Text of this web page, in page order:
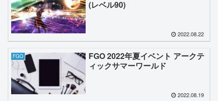
(レベル90)
2022.08.22
FGO
FGO 2022年夏イベント アークテ
ィックサマーワールド
2022.08.19